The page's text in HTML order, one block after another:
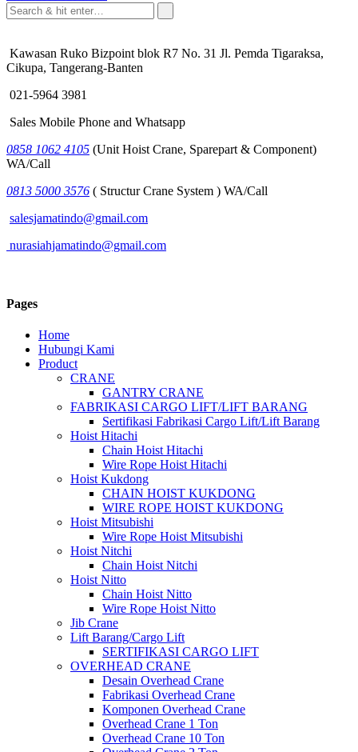
Kawasan Ruko Bizpoint blok R7 No. 31 Jl. Pemda Tigaraksa,
Cikupa, Tangerang-Banten
021-5964 3981
Sales Mobile Phone and Whatsapp
0858 1062 4105 (Unit Hoist Crane, Sparepart & Component)
WA/Call
0813 5000 3576 ( Structur Crane System ) WA/Call
salesjamatindo@gmail.com
nurasiahjamatindo@gmail.com
Pages
Home
Hubungi Kami
Product
CRANE
GANTRY CRANE
FABRIKASI CARGO LIFT/LIFT BARANG
Sertifikasi Fabrikasi Cargo Lift/Lift Barang
Hoist Hitachi
Chain Hoist Hitachi
Wire Rope Hoist Hitachi
Hoist Kukdong
CHAIN HOIST KUKDONG
WIRE ROPE HOIST KUKDONG
Hoist Mitsubishi
Wire Rope Hoist Mitsubishi
Hoist Nitchi
Chain Hoist Nitchi
Hoist Nitto
Chain Hoist Nitto
Wire Rope Hoist Nitto
Jib Crane
Lift Barang/Cargo Lift
SERTIFIKASI CARGO LIFT
OVERHEAD CRANE
Desain Overhead Crane
Fabrikasi Overhead Crane
Komponen Overhead Crane
Overhead Crane 1 Ton
Overhead Crane 10 Ton